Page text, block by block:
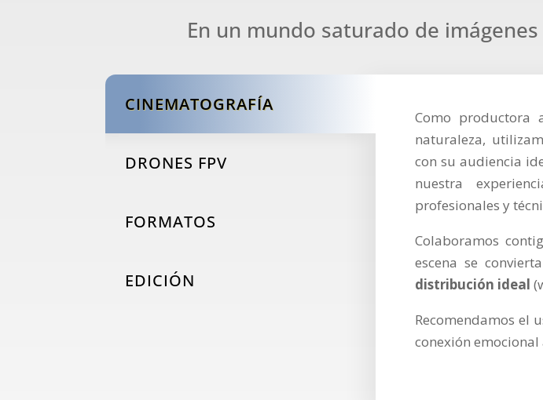
En un mundo saturado de imágenes
CINEMATOGRAFÍA
DRONES FPV
FORMATOS
EDICIÓN
Como productora
naturaleza,
con su audiencia
nuestra
profesionales y
Colaboramos
escena se
distribución ideal
Recomendamos el
conexión